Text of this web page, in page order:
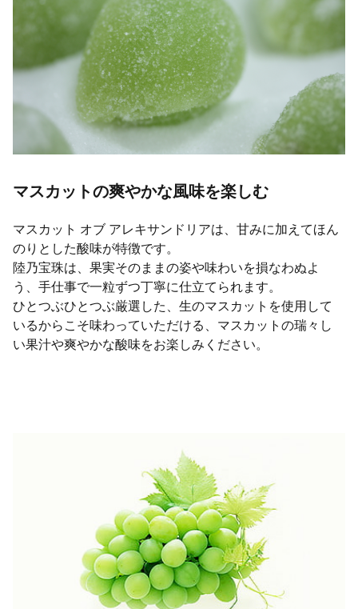
マスカットの爽やかな風味を楽しむ
マスカット オブ アレキサンドリアは、甘みに加えてほん
のりとした酸味が特徴です。
陸乃宝珠は、果実そのままの姿や味わいを損なわぬよ
う、手仕事で一粒ずつ丁寧に仕立てられます。
ひとつぶひとつぶ厳選した、生のマスカットを使用して
いるからこそ味わっていただける、マスカットの瑞々し
い果汁や爽やかな酸味をお楽しみください。